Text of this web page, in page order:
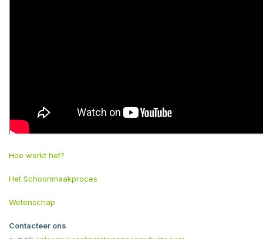
Hoe werkt het?
Het Schoonmaakproces
Wetenschap
Contacteer ons